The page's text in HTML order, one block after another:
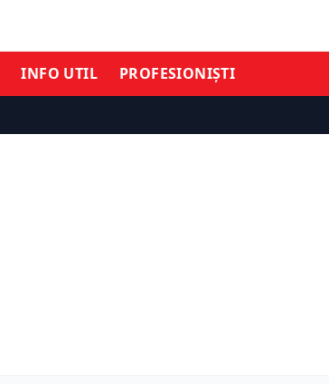
INFO UTIL PROFESIONIȘTI